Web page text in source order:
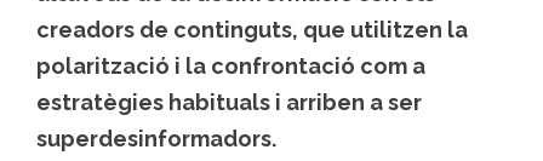
creadors de continguts, que utilitzen la
polarització i la confrontació com a
estratègies habituals i arriben a ser
superdesinformadors.